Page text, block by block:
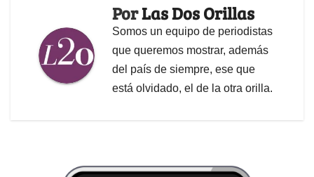
PorLas Dos Orillas
Somos un equipo de periodistas
que queremos mostrar, además
del país de siempre, ese que
está olvidado, el de la otra orilla.